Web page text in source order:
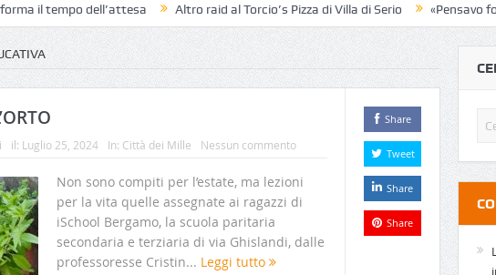
il tempo dell’attesa Altro raid al Torcio’s Pizza di Villa di Serio «Pensavo
il: Luglio 25, 2024 In: Città dei Mille Nessun commento
Non sono compiti per l’estate, ma lezioni
per la vita quelle assegnate ai ragazzi di
iSchool Bergamo, la scuola paritaria
secondaria e terziaria di via Ghislandi, dalle
professoresse Cristin... Leggi tutto
Share
Tweet
Share
Share